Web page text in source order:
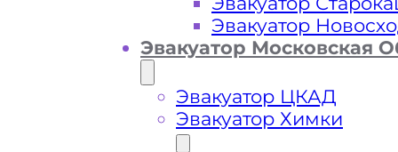
Эвакуатор
Эвакуатор Московская
Эвакуатор ЦКАД
Эвакуатор Химки